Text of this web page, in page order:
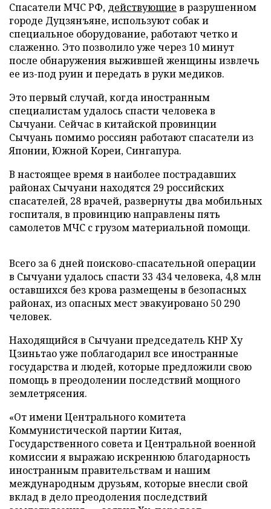
Спасатели МЧС РФ, действующие в разрушенном
городе Дуцзянъяне, используют собак и
специальное оборудование, работают четко и
слаженно. Это позволило уже через 10 минут
после обнаружения выжившей женщины извлечь
ее из-под руин и передать в руки медиков.
Это первый случай, когда иностранным
специалистам удалось спасти человека в
Сычуани. Сейчас в китайской провинции
Сычуань помимо россиян работают спасатели из
Японии, Южной Кореи, Сингапура.
В настоящее время в наиболее пострадавших
районах Сычуани находятся 29 российских
спасателей, 28 врачей, развернуты два мобильных
госпиталя, в провинцию направлены пять
самолетов МЧС с грузом материальной помощи.
Всего за 6 дней поисково-спасательной операции
в Сычуани удалось спасти 33 434 человека, 4,8 млн
оставшихся без крова размещены в безопасных
районах, из опасных мест эвакуировано 50 290
человек.
Находящийся в Сычуани председатель КНР Ху
Цзиньтао уже поблагодарил все иностранные
государства и людей, которые предложили свою
помощь в преодолении последствий мощного
землетрясения.
«От имени Центрального комитета
Коммунистической партии Китая,
Государственного совета и Центральной военной
комиссии я выражаю искреннюю благодарность
иностранным правительствам и нашим
международным друзьям, которые внесли свой
вклад в дело преодоления последствий